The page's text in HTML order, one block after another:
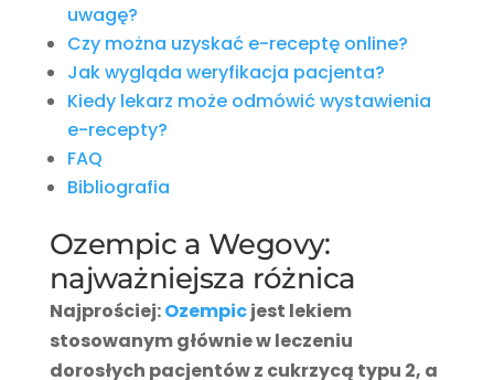
uwagę?
Czy można uzyskać e-receptę online?
Jak wygląda weryfikacja pacjenta?
Kiedy lekarz może odmówić wystawienia
e-recepty?
FAQ
Bibliografia
Ozempic a Wegovy:
najważniejsza różnica
Najprościej:Ozempicjest lekiem
stosowanym głównie w leczeniu
dorosłych pacjentów z cukrzycą typu 2, a